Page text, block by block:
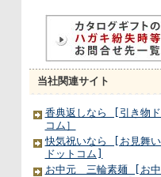
当社関連サイト
香典返しなら [引き物ド
コム］
快気祝いなら [お見舞い
ドットコム]
お中元 三輪素麺 [お中